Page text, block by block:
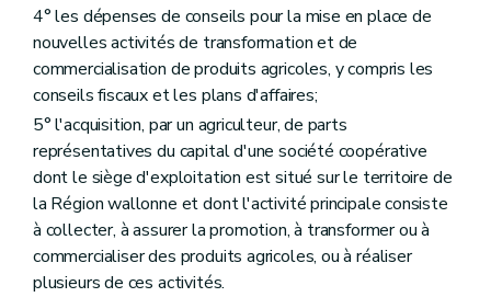
4° les dépenses de conseils pour la mise en place de
nouvelles activités de transformation et de
commercialisation de produits agricoles, y compris les
conseils fiscaux et les plans d'affaires;
5° l'acquisition, par un agriculteur, de parts
représentatives du capital d'une société coopérative
dont le siège d'exploitation est situé sur le territoire de
la Région wallonne et dont l'activité principale consiste
à collecter, à assurer la promotion, à transformer ou à
commercialiser des produits agricoles, ou à réaliser
plusieurs de ces activités.